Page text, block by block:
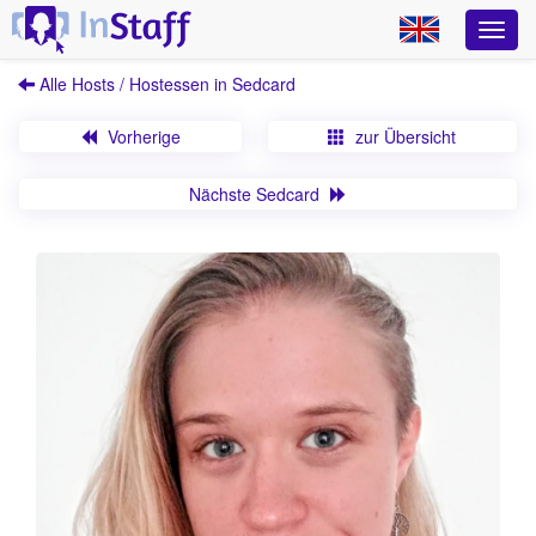
Alle Hosts / Hostessen in Sedcard
Vorherige zur Übersicht
Nächste Sedcard